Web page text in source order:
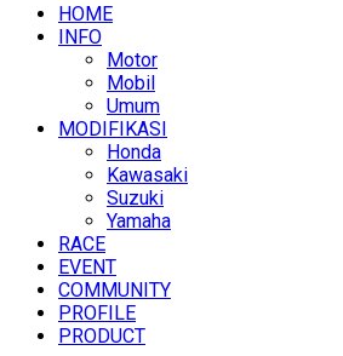
HOME
INFO
Motor
Mobil
Umum
MODIFIKASI
Honda
Kawasaki
Suzuki
Yamaha
RACE
EVENT
COMMUNITY
PROFILE
PRODUCT